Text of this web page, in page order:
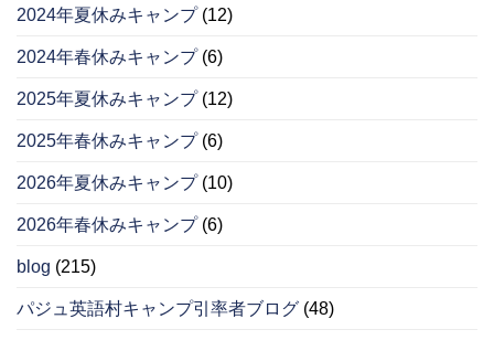
2024年夏休みキャンプ(12)
2024年春休みキャンプ(6)
2025年夏休みキャンプ(12)
2025年春休みキャンプ(6)
2026年夏休みキャンプ(10)
2026年春休みキャンプ(6)
blog (215)
パジュ英語村キャンプ引率者ブログ (48)